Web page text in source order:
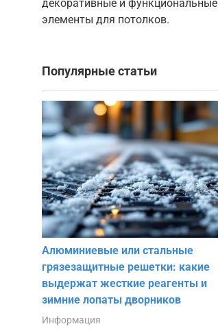
декоративные и функциональные
элементы для потолков.
Популярные статьи
Алюминиевые или стальные
грязезащитные решетки: какие
выдержат жесткие реагенты и
зимние лопаты дворников
Информация